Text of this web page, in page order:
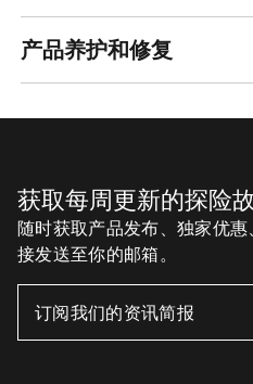
产品养护和修复
获取每周更新的探险
随时获取产品发布、独家优
接发送至你的邮箱。